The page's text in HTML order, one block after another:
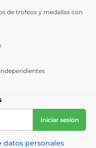
de trofeos y medallas con
Iniciar sesión
datos personales